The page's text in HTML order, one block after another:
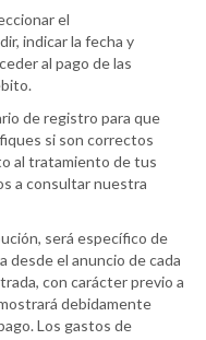
el
indicar la fecha y
al pago de las
de registro para que
si son correctos
al tratamiento de tus
a consultar nuestra
será específico de
desde el anuncio de cada
con carácter previo a
debidamente
Los gastos de